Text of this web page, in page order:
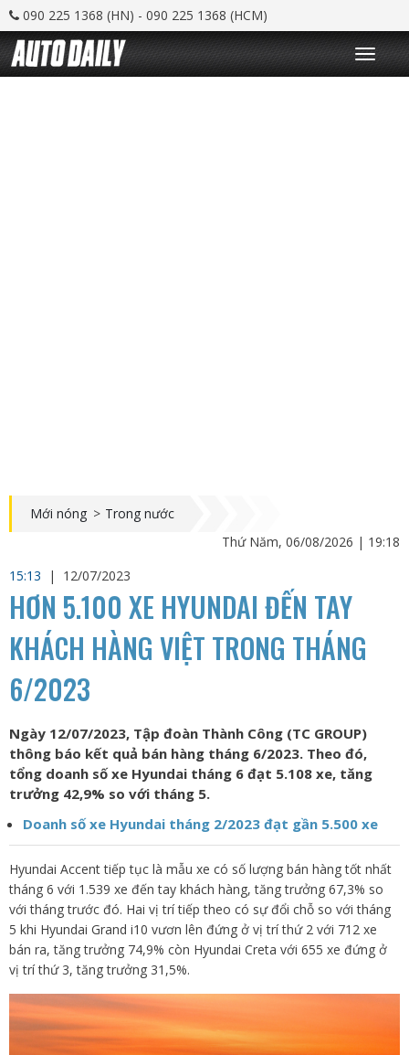
090 225 1368 (HN) - 090 225 1368 (HCM)
T
o
g
Mới nóng > Trong nước
Thứ Năm, 06/08/2026 | 19:18
15:13
| 12/07/2023
HƠN 5.100 XE HYUNDAI ĐẾN TAY
KHÁCH HÀNG VIỆT TRONG THÁNG
6/2023
Ngày 12/07/2023, Tập đoàn Thành Công (TC GROUP)
thông báo kết quả bán hàng tháng 6/2023. Theo đó,
tổng doanh số xe Hyundai tháng 6 đạt 5.108 xe, tăng
trưởng 42,9% so với tháng 5.
Doanh số xe Hyundai tháng 2/2023 đạt gần 5.500 xe
Hyundai Accent tiếp tục là mẫu xe có số lượng bán hàng tốt nhất
tháng 6 với 1.539 xe đến tay khách hàng, tăng trưởng 67,3% so
với tháng trước đó. Hai vị trí tiếp theo có sự đổi chỗ so với tháng
5 khi Hyundai Grand i10 vươn lên đứng ở vị trí thứ 2 với 712 xe
bán ra, tăng trưởng 74,9% còn Hyundai Creta với 655 xe đứng ở
vị trí thứ 3, tăng trưởng 31,5%.